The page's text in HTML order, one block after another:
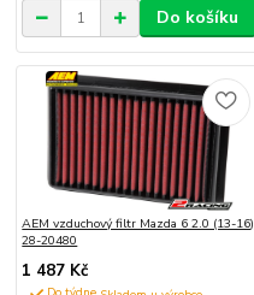
Do košíku
AEM vzduchový filtr Mazda 6 2.0 (13-16)
28-20480
1 487 Kč